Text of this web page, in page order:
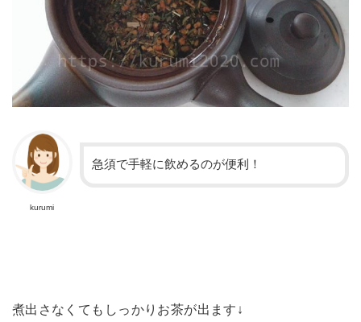
kurumi
急須で手軽に飲めるのが便利！
煮出さなくてもしっかりお茶が出ます↓